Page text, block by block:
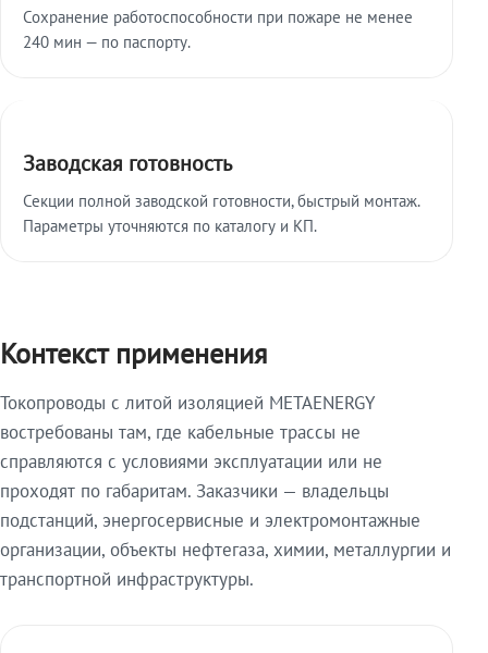
Сохранение работоспособности при пожаре не менее
240 мин — по паспорту.
Заводская готовность
Секции полной заводской готовности, быстрый монтаж.
Параметры уточняются по каталогу и КП.
Контекст применения
Токопроводы с литой изоляцией METAENERGY
востребованы там, где кабельные трассы не
справляются с условиями эксплуатации или не
проходят по габаритам. Заказчики — владельцы
подстанций, энергосервисные и электромонтажные
организации, объекты нефтегаза, химии, металлургии и
транспортной инфраструктуры.